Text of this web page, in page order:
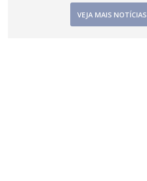
d
VEJA MAIS NOTÍCIAS